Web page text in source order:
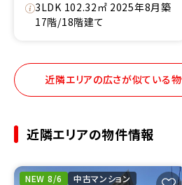
3LDK 102.32㎡ 2025年8月築
17階/18階建て
近隣エリアの広さが似ている
近隣エリアの物件情報
NEW 8/6 中古マンション